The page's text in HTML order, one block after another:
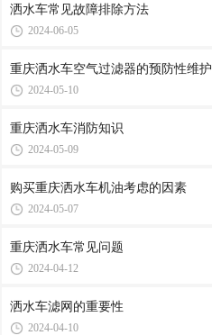
洒水车常见故障排除方法
2024-06-05
重庆洒水车空气过滤器的预防性维护
2024-05-10
重庆洒水车消防知识
2024-05-09
购买重庆洒水车机油考虑的因素
2024-05-07
重庆洒水车常见问题
2024-04-12
洒水车滤网的重要性
2024-04-10